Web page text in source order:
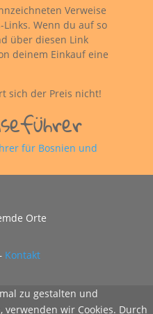
Verweise
Wenn du auf so
über diesen Link
deinem Einkauf eine
sich der Preis nicht!
Orte
Kontakt
zu gestalten und
wir Cookies. Durch